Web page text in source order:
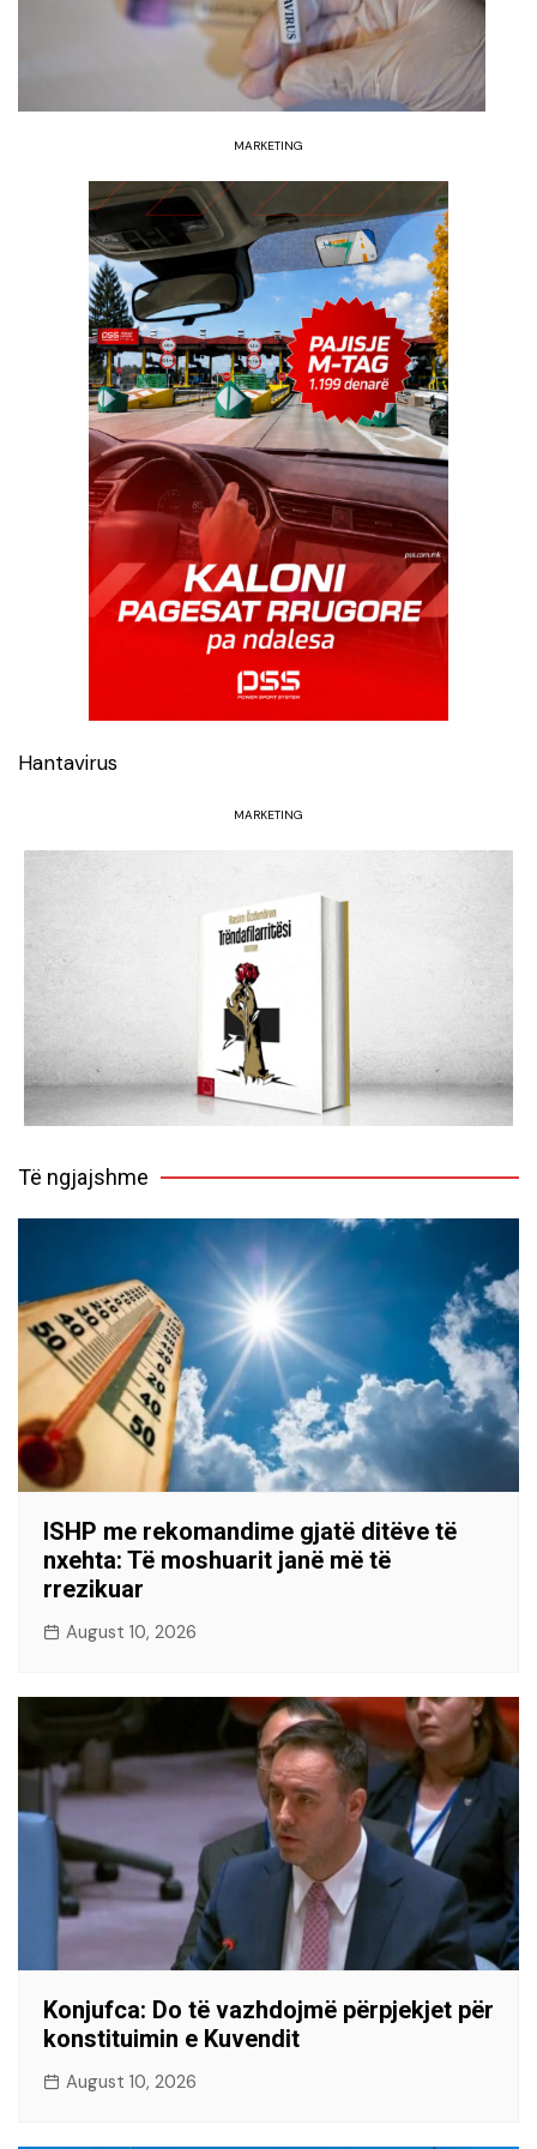
MARKETING
Hantavirus
MARKETING
Të ngjajshme
ISHP me rekomandime gjatë ditëve të
nxehta: Të moshuarit janë më të
rrezikuar
August 10, 2026
Konjufca: Do të vazhdojmë përpjekjet për
konstituimin e Kuvendit
August 10, 2026